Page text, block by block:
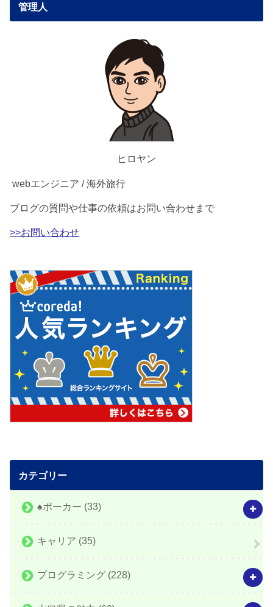
管理人
ヒロヤン
webエンジニア / 海外旅行
ブログの質問や仕事の依頼はお問い合わせまで
>>お問い合わせ
カテゴリー
♠️ポーカー (33)
キャリア (35)
プログラミング (228)